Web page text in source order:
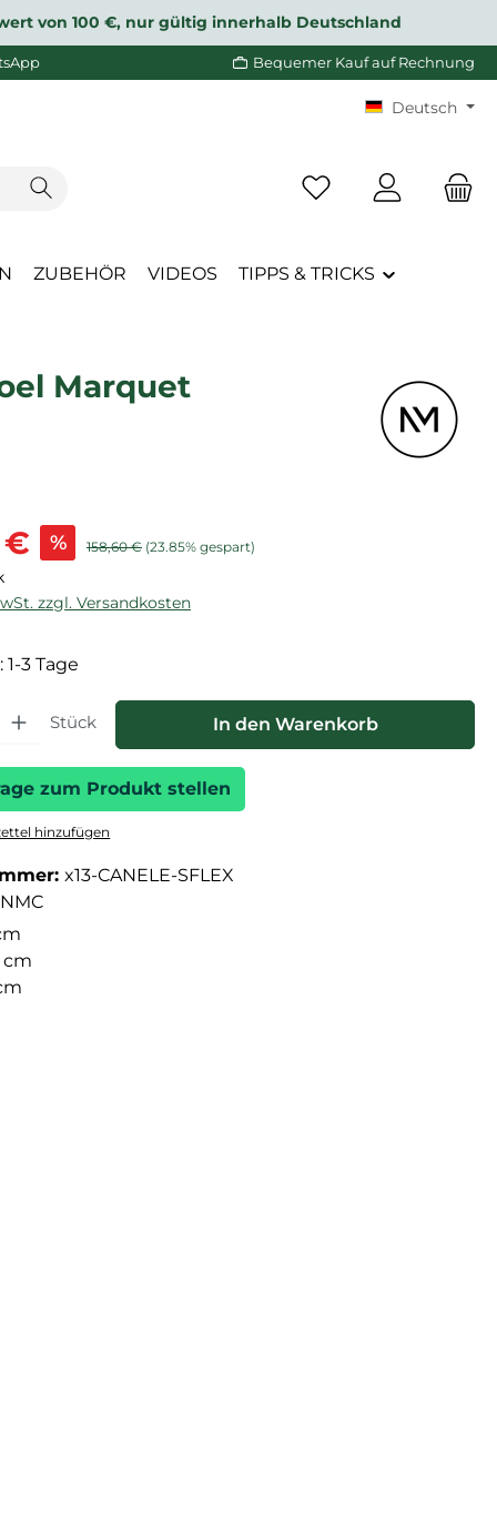
von 100 €, nur gültig innerhalb Deutschland
Bequemer Kauf auf Rechnung
Deutsch
Du hast 0 Produkte
ZUBEHÖR VIDEOS TIPPS & TRICKS
Marquet
€ % Regulärer Preis:
158,60 € (23.85% gespart)
zzgl. Versandkosten
3 Tage
Gib den gewünschten Wert ein oder benutze die
Stück In den Warenkorb
zum Produkt stellen
hinzufügen
x13-CANELE-SFLEX
NMC
cm